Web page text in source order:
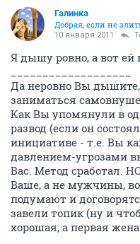
Галинка
Добрая, если не
10 января 2011
Я дышу ровно, а вот ей
Да неровно Вы
заниматься
Как Вы упомянули в
развод (если он
инициативе - т.е. Вы
давлением-угрозами
Вас. Метод сработал.
Ваше, а не мужчины,
подумают и
завели топик (ну и
хорошая, а первая